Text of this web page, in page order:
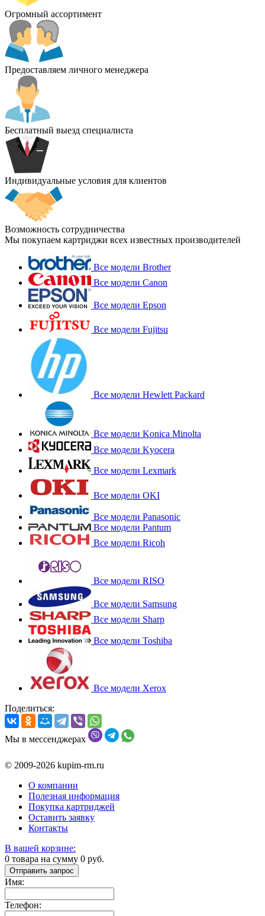
Огромный ассортимент
Предоставляем личного менеджера
Бесплатный выезд специалиста
Индивидуальные условия для клиентов
Возможность сотрудничества
Мы покупаем картриджи всех известных производителей
Все модели Brother
Все модели Canon
Все модели Epson
Все модели Fujitsu
Все модели Hewlett Packard
Все модели Konica Minolta
Все модели Kyocera
Все модели Lexmark
Все модели OKI
Все модели Panasonic
Все модели Pantum
Все модели Ricoh
Все модели RISO
Все модели Samsung
Все модели Sharp
Все модели Toshiba
Все модели Xerox
Поделиться:
Мы в мессенджерах
© 2009-2026 kupim-rm.ru
О компании
Полезная информация
Покупка картриджей
Оставить заявку
Контакты
В вашей корзине:
0 товара на сумму 0 руб.
Отправить запрос
Имя:
Телефон: